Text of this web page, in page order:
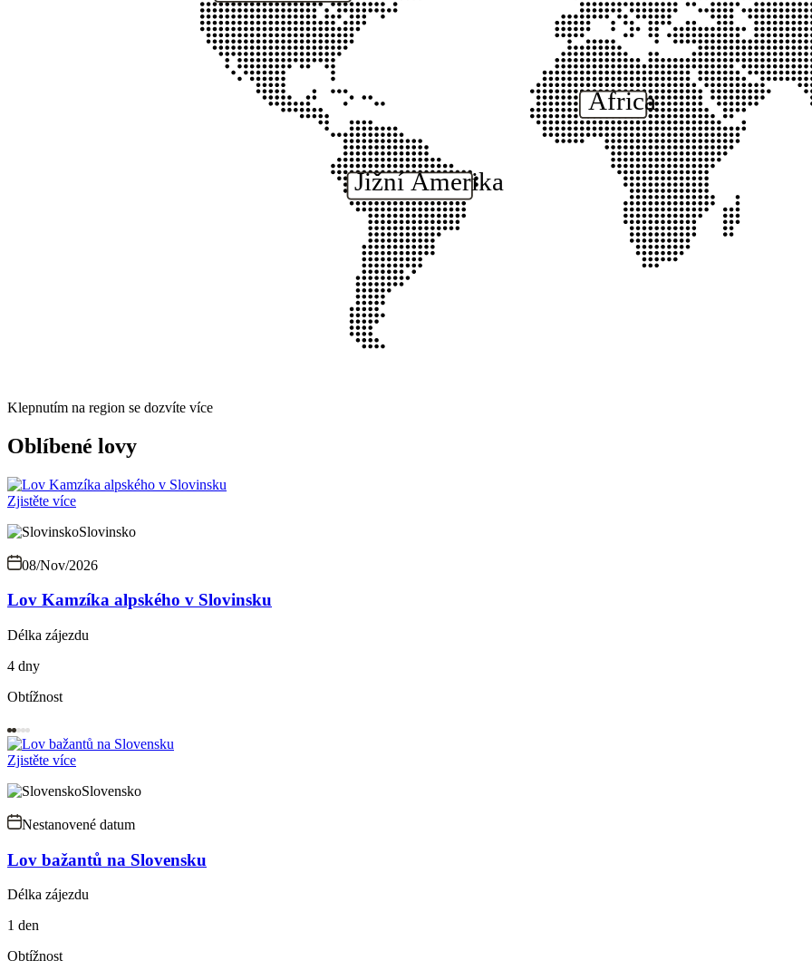
Africa
Jižní Amerika
Klepnutím na region se dozvíte více
Oblíbené lovy
Zjistěte více
Slovinsko
08/Nov/2026
Lov Kamzíka alpského v Slovinsku
Délka zájezdu
4 dny
Obtížnost
Zjistěte více
Slovensko
Nestanovené datum
Lov bažantů na Slovensku
Délka zájezdu
1 den
Obtížnost